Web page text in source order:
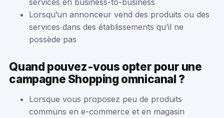
services en business-to-business
Lorsqu’un annonceur vend des produits ou des
services dans des établissements qu’il ne
possède pas
Quand pouvez-vous opter pour une
campagne Shopping omnicanal ?
Lorsque vous proposez peu de produits
communs en e-commerce et en magasin